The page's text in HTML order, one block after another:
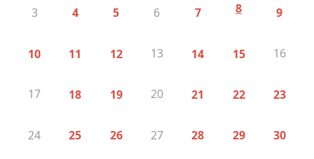
3 4 5 6 7 8 9
10 11 12 13 14 15 16
17 18 19 20 21 22 23
24 25 26 27 28 29 30